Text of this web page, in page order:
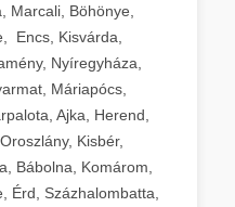
Marcali, Böhönye,
Encs, Kisvárda,
Nyíregyháza,
Máriapócs,
Ajka, Herend,
Kisbér,
Bábolna, Komárom,
Érd, Százhalombatta,